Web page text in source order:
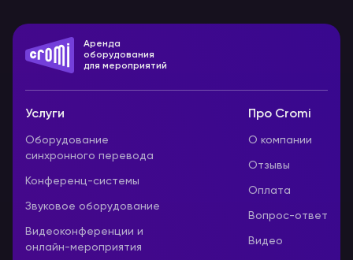
Аренда
оборудования
для мероприятий
Услуги
Оборудование
синхронного перевода
Конференц-системы
Звуковое оборудование
Видеоконференции и
онлайн-мероприятия
Про Cromi
О компании
Отзывы
Оплата
Вопрос-ответ
Видео